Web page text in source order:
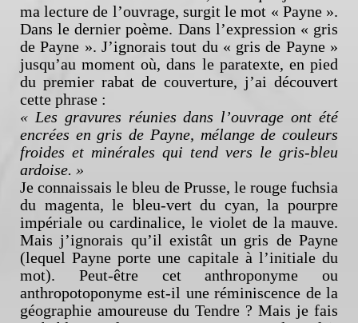
ma lecture de l’ouvrage, surgit le mot « Payne ».
Dans le dernier poème. Dans l’expression « gris
de Payne ». J’ignorais tout du « gris de Payne »
jusqu’au moment où, dans le paratexte, en pied
du premier rabat de couverture, j’ai découvert
cette phrase :
« Les gravures réunies dans l’ouvrage ont été
encrées en gris de Payne, mélange de couleurs
froides et minérales qui tend vers le gris-bleu
ardoise. »
Je connaissais le bleu de Prusse, le rouge fuchsia
du magenta, le bleu-vert du cyan, la pourpre
impériale ou cardinalice, le violet de la mauve.
Mais j’ignorais qu’il existât un gris de Payne
(lequel Payne porte une capitale à l’initiale du
mot). Peut-être cet anthroponyme ou
anthropotoponyme est-il une réminiscence de la
géographie amoureuse du Tendre ? Mais je fais